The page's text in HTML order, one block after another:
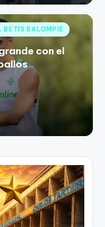
BETIS BALOMPIE
con el